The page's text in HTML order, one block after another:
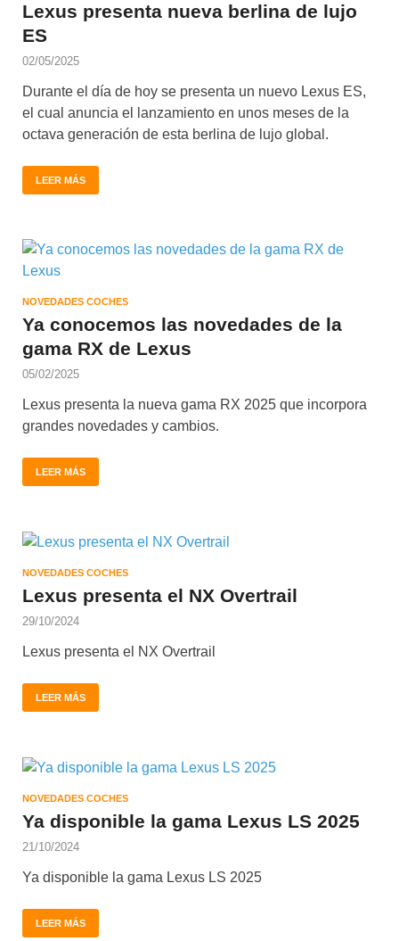
Lexus presenta nueva berlina de lujo
ES
02/05/2025
Durante el día de hoy se presenta un nuevo Lexus ES,
el cual anuncia el lanzamiento en unos meses de la
octava generación de esta berlina de lujo global.
LEER MÁS
NOVEDADES COCHES
Ya conocemos las novedades de la
gama RX de Lexus
05/02/2025
Lexus presenta la nueva gama RX 2025 que incorpora
grandes novedades y cambios.
LEER MÁS
NOVEDADES COCHES
Lexus presenta el NX Overtrail
29/10/2024
Lexus presenta el NX Overtrail
LEER MÁS
NOVEDADES COCHES
Ya disponible la gama Lexus LS 2025
21/10/2024
Ya disponible la gama Lexus LS 2025
LEER MÁS